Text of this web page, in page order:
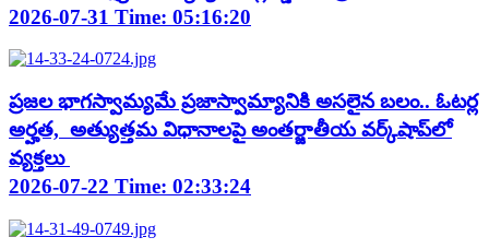
2026-07-31 Time: 05:16:20
ప్ర‌జ‌ల భాగ‌స్వామ్య‌మే ప్రజాస్వామ్యానికి అస‌లైన బ‌లం.. ఓట‌ర్ల
అర్హ‌త‌, అత్యుత్త‌మ విధానాల‌పై అంతర్జాతీయ వ‌ర్క్‌షాప్‌లో
వ్యక్తలు
2026-07-22 Time: 02:33:24